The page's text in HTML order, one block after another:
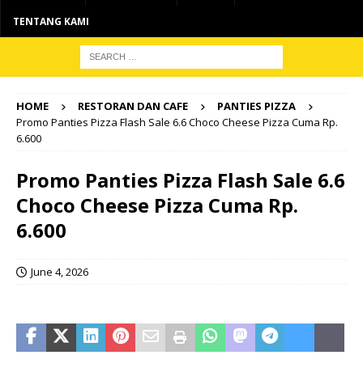
TENTANG KAMI
HOME RESTORAN DAN CAFE
PANTIES PIZZA
Promo Panties Pizza Flash Sale 6.6 Choco Cheese Pizza Cuma Rp.
6.600
Promo Panties Pizza Flash Sale 6.6
Choco Cheese Pizza Cuma Rp.
6.600
June 4, 2026